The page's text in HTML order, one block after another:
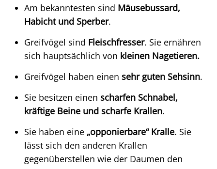
Am bekanntesten sind Mäusebussard,
Habicht und Sperber.
Greifvögel sind Fleischfresser. Sie ernähren
sich hauptsächlich von kleinen Nagetieren.
Greifvögel haben einen sehr guten Sehsinn.
Sie besitzen einen scharfen Schnabel,
kräftige Beine und scharfe Krallen.
Sie haben eine „opponierbare“ Kralle. Sie
lässt sich den anderen Krallen
gegenüberstellen wie der Daumen den